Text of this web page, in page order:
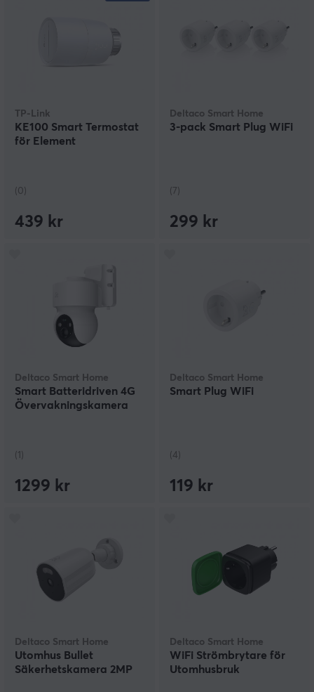
TP-Link
KE100 Smart Termostat
för Element
(0)
439 kr
Deltaco Smart Home
3-pack Smart Plug WiFi
(7)
299 kr
Deltaco Smart Home
Smart Batteridriven 4G
Övervakningskamera
(1)
1299 kr
Deltaco Smart Home
Smart Plug WiFi
(4)
119 kr
Deltaco Smart Home
Utomhus Bullet
Säkerhetskamera 2MP
Deltaco Smart Home
WiFi Strömbrytare för
Utomhusbruk